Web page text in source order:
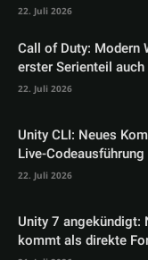
22. Juli 2026
Call of Duty: Modern
erster Serienteil
22. Juli 2026
Unity CLI: Neues
Live-
22. Juli 2026
Unity 7 angekündigt:
kommt als direkte